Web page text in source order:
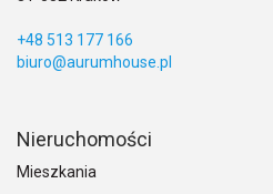
+48 513 177 166
biuro@aurumhouse.pl
Nieruchomości
Mieszkania